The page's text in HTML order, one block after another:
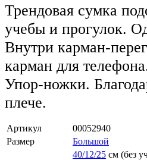
Трендовая сумка
учебы и прогулок.
Внутри карман-
карман для
Упор-ножки.
плече.
Артикул
00052940
Размер
Большой
40/12/25 см (без